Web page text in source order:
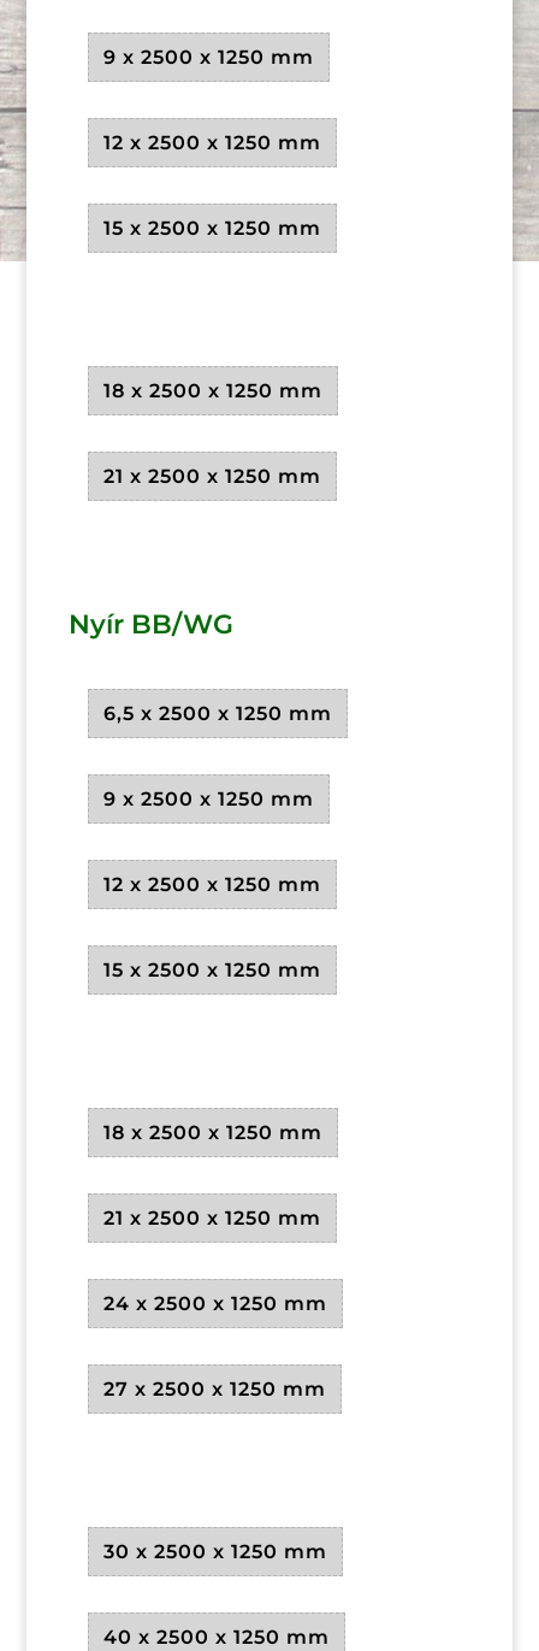
9 x 2500 x 1250 mm
12 x 2500 x 1250 mm
15 x 2500 x 1250 mm
18 x 2500 x 1250 mm
21 x 2500 x 1250 mm
Nyír BB/WG
6,5 x 2500 x 1250 mm
9 x 2500 x 1250 mm
12 x 2500 x 1250 mm
15 x 2500 x 1250 mm
18 x 2500 x 1250 mm
21 x 2500 x 1250 mm
24 x 2500 x 1250 mm
27 x 2500 x 1250 mm
30 x 2500 x 1250 mm
40 x 2500 x 1250 mm